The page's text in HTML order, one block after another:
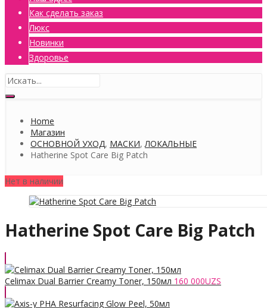
Как сделать заказ
Люкс
Новинки
Здоровье
Home
Магазин
ОСНОВНОЙ УХОД, МАСКИ,ЛОКАЛЬНЫЕ
Hatherine Spot Care Big Patch
Нет в наличии
Hatherine Spot Care Big Patch
Celimax Dual Barrier Creamy Toner, 150мл 160 000UZS